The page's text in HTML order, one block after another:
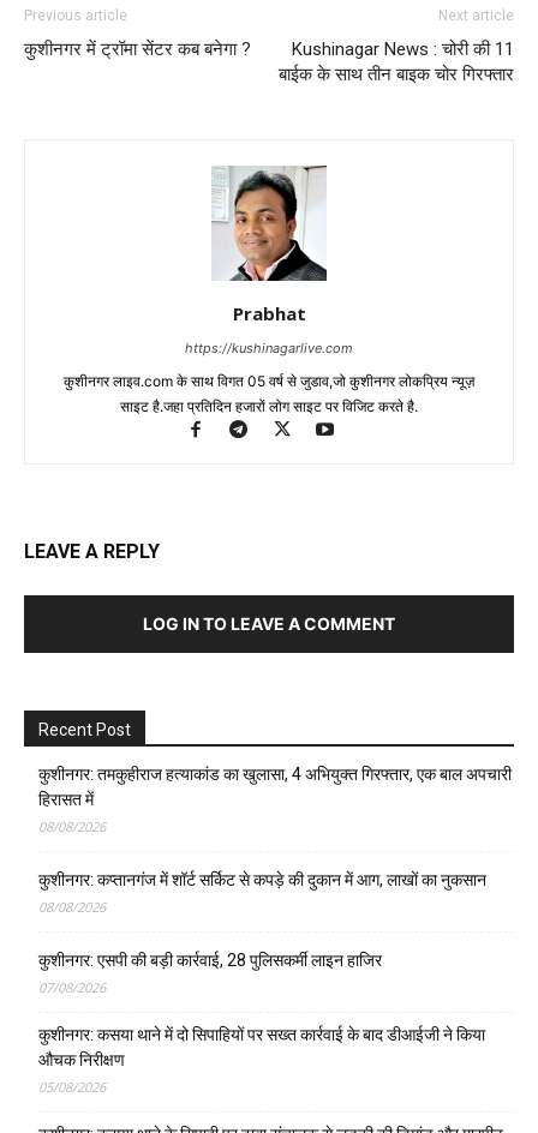
Previous article
कुशीनगर में ट्रॉमा सेंटर कब बनेगा ?
Next article
Kushinagar News : चोरी की 11
बाईक के साथ तीन बाइक चोर गिरफ्तार
Prabhat
https://kushinagarlive.com
कुशीनगर लाइव.com के साथ विगत 05 वर्ष से जुडाव,जो कुशीनगर लोकप्रिय न्यूज़
साइट है.जहा प्रतिदिन हजारों लोग साइट पर विजिट करते है.
LEAVE A REPLY
LOG IN TO LEAVE A COMMENT
Recent Post
कुशीनगर: तमकुहीराज हत्याकांड का खुलासा, 4 अभियुक्त गिरफ्तार, एक बाल अपचारी
हिरासत में
08/08/2026
कुशीनगर: कप्तानगंज में शॉर्ट सर्किट से कपड़े की दुकान में आग, लाखों का नुकसान
08/08/2026
कुशीनगर: एसपी की बड़ी कार्रवाई, 28 पुलिसकर्मी लाइन हाजिर
07/08/2026
कुशीनगर: कसया थाने में दो सिपाहियों पर सख्त कार्रवाई के बाद डीआईजी ने किया
औचक निरीक्षण
05/08/2026